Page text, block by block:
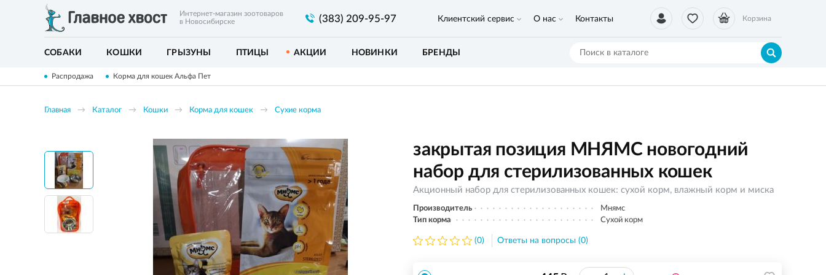
Интернет-магазин зоотоваров
в Новосибирске
(383) 209-95-97 Корзина
Клиентский сервис О нас Контакты
СОБАКИ КОШКИ ГРЫЗУНЫ ПТИЦЫ АКЦИИ НОВИНКИ БРЕНДЫ
Распродажа Корма для кошек Альфа Пет
Главная Каталог Кошки Корма для кошек Сухие корма
закрытая позиция МНЯМС новогодний
набор для стерилизованных кошек
Акционный набор для стерилизованных кошек: сухой корм, влажный корм и миска
Производитель
Мнямс
Тип корма
Сухой корм
(0) Ответы на вопросы (0)